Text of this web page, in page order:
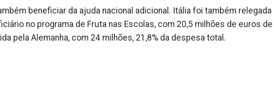
beneficiar da ajuda nacional adicional. Itália foi também
no programa de Fruta nas Escolas, com 20,5 milhões de euros
pela Alemanha, com 24 milhões, 21,8% da despesa total.